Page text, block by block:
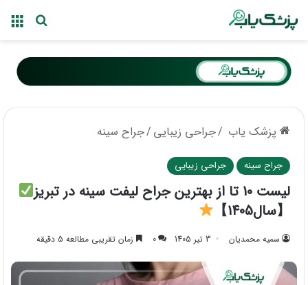
پزشک یاب /جراحی زیبایی /جراح سینه
جراح سینه جراحی زیبایی
لیست 10 تا از بهترین جراح لیفت سینه در تبریز
【سال1405】
سمیه محمدیان 3 تیر 1405 0 زمان تقریبی مطالعه 5 دقیقه